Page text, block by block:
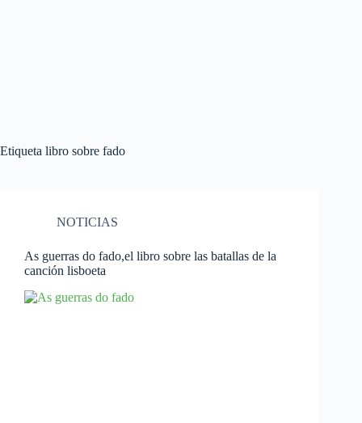
Etiqueta libro sobre fado
NOTICIAS
As guerras do fado,el libro sobre las batallas de la
canción lisboeta